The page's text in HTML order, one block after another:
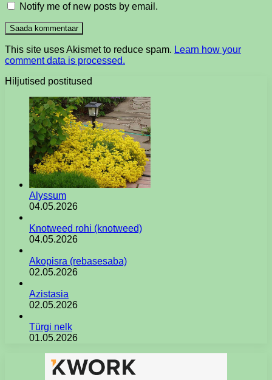
Notify me of new posts by email.
This site uses Akismet to reduce spam. Learn how your
comment data is processed.
Hiljutised postitused
Alyssum
04.05.2026
Knotweed rohi (knotweed)
04.05.2026
Akopisra (rebasesaba)
02.05.2026
Azistasia
02.05.2026
Türgi nelk
01.05.2026